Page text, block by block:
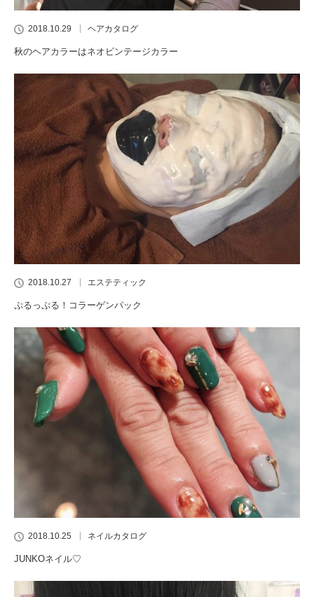
2018.10.29 ヘアカタログ
秋のヘアカラーはネオビンテージカラー
2018.10.27 エステティック
ぷるっぷる！コラーゲンパック
2018.10.25 ネイルカタログ
JUNKOネイル♡